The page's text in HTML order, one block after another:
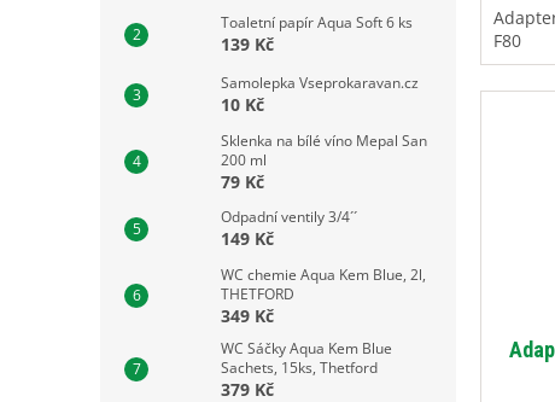
Toaletní papír Aqua Soft 6 ks
139 Kč
Samolepka Vseprokaravan.cz
10 Kč
Sklenka na bílé víno Mepal San
200 ml
79 Kč
Odpadní ventily 3/4´´
149 Kč
WC chemie Aqua Kem Blue, 2l,
THETFORD
349 Kč
WC Sáčky Aqua Kem Blue
Sachets, 15ks, Thetford
379 Kč
F80